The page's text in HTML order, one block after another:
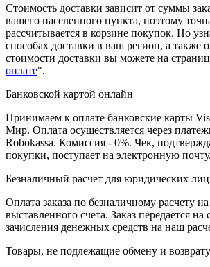
Стоимость доставки зависит от суммы
вашего населенного пункта, поэтому
рассчитывается в корзине покупок. Но
способах доставки в ваш регион, а также
стоимости доставки вы можете на
оплате".
Банковской картой онлайн
Принимаем к оплате банковские карты
Мир. Оплата осуществляется через
Robokassa. Комиссия - 0%. Чек,
покупки, поступает на электронную почту.
Безналичный расчет для юридических лиц
Оплата заказа по безналичному расчету
выставленного счета. Заказ передается
зачисления денежных средств на наш
Товары, не подлежащие обмену и возврату